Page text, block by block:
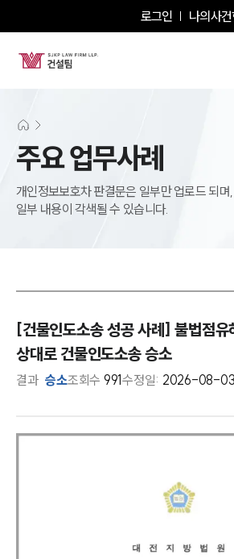
로그인 나의사
주요 업무사례
개인정보보호차 판결문은 일부만 업로드 되며,
일부 내용이 각색될 수 있습니다.
[건물인도소송 성공 사례] 불법점
상대로 건물인도소송 승소
결과 승소조회수 991수정일: 2026-08-03